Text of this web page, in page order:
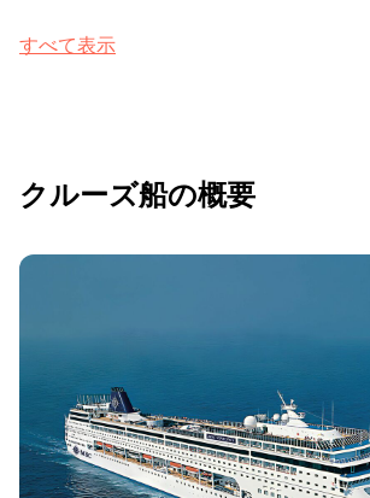
すべて表示
クルーズ船の概要